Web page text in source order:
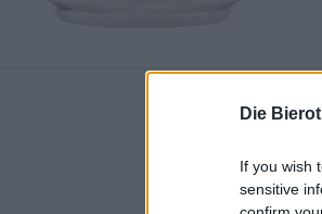
Die
If you wish
sensitive